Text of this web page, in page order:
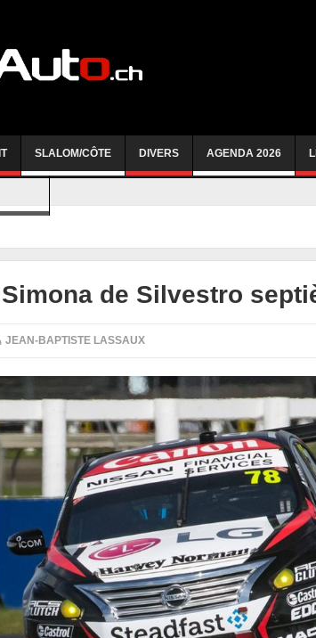
SLALOM/CÔTE DIVERS AGENDA 2026
de Silvestro
JEAN-BAPTISTE LASSAUX